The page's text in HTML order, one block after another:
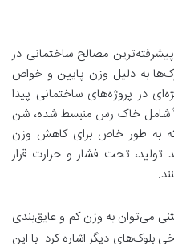
مصالح ساختمانی در
به دلیل وزن پایین و خواص
در پروژه‌های ساختمانی پیدا
شامل خاک رس منبسط شده، شن
که به طور خاص برای کاهش وزن
تولید، تحت فشار و حرارت قرار
می‌توان به وزن کم و عایق‌بندی
دیگر اشاره کرد. با این